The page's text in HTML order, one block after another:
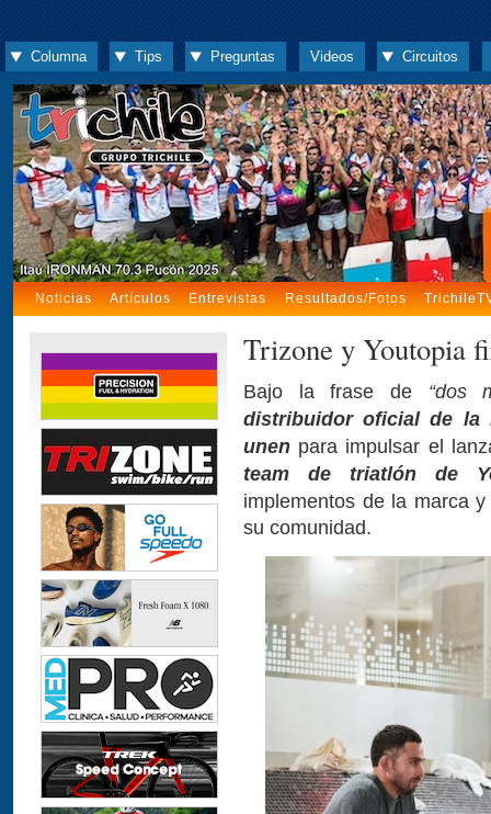
Columna Tips Preguntas Videos Circuitos
Noticias Artículos Entrevistas Resultados/Fotos
Trizone y Youtopia
Bajo la frase de “dos
distribuidor oficial de la
unen para impulsar el
team de triatlón de
implementos de la marca
su comunidad.